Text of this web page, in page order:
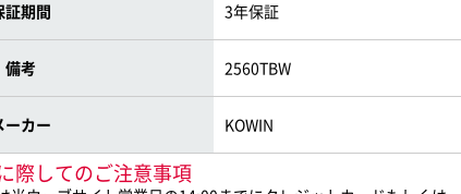
証期間 3年保証
備考 2560TBW
ーカー KOWIN
際してのご注意事項